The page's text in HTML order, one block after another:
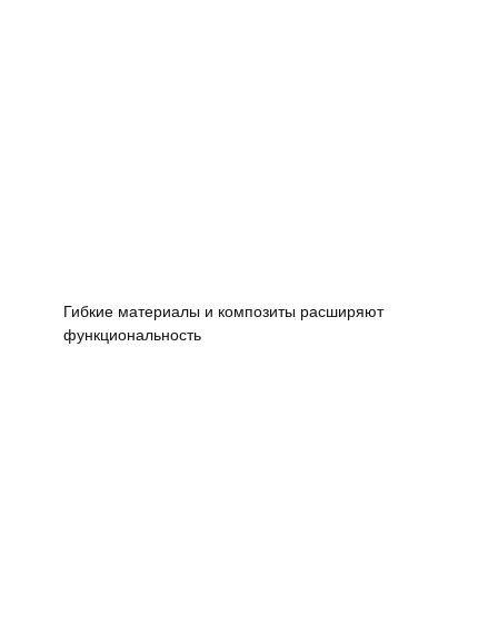
Гибкие материалы и композиты расширяют
функциональность